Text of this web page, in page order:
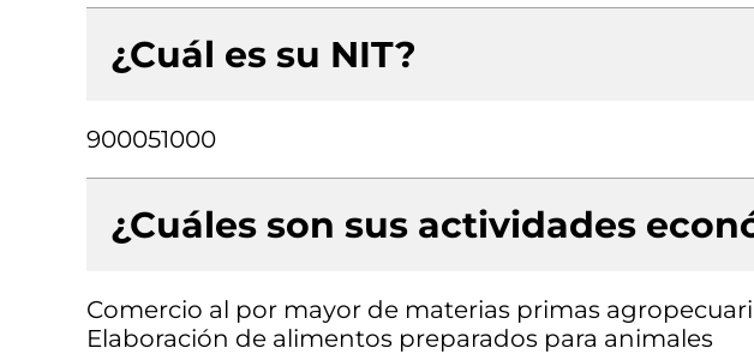
¿Cuál es su NIT?
900051000
¿Cuáles son sus actividades
Comercio al por mayor de materias primas
Elaboración de alimentos preparados para animales